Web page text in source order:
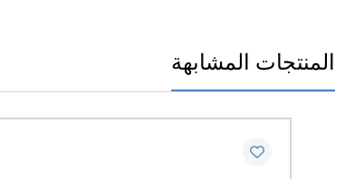
المنتجات المشابهة